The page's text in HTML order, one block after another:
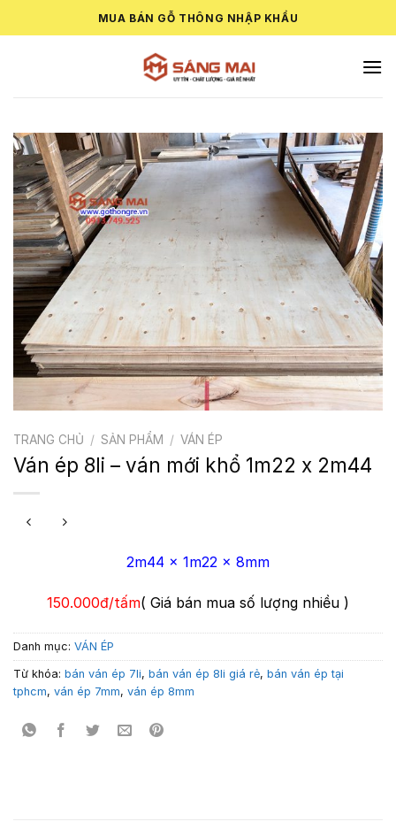
to
MUA BÁN GỖ THÔNG NHẬP KHẨU
TRANG CHỦ / SẢN PHẨM / VÁN ÉP
Ván ép 8li – ván mới khổ 1m22 x 2m44
2m44 x 1m22 x 8mm
150.000đ/tấm( Giá bán mua số lượng nhiều )
Danh mục: VÁN ÉP
Từ khóa: bán ván ép 7li, bán ván ép 8li giá rẻ, bán ván ép tại
tphcm, ván ép 7mm, ván ép 8mm